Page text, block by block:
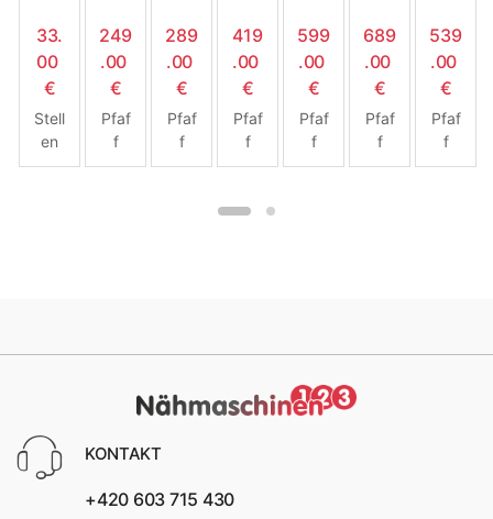
33.
00
€
Stell
en
Sie
249
.00
€
Pfaf
f
Sma
289
.00
€
Pfaf
f
Sma
419
.00
€
Pfaf
f
Sma
260
599
.00
€
Pfaf
f
Sele
689
.00
€
Pfaf
f
Sele
539
.00
€
Pfaf
f
Pas
KONTAKT
+420 603 715 430